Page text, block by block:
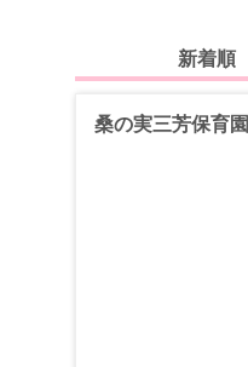
新着順
桑の実三芳保育園